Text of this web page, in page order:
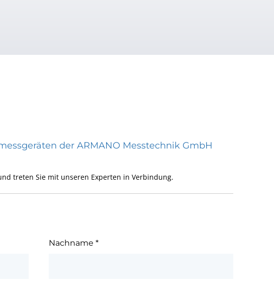
der ARMANO Messtechnik GmbH
treten Sie mit unseren Experten in Verbindung.
Nachname *